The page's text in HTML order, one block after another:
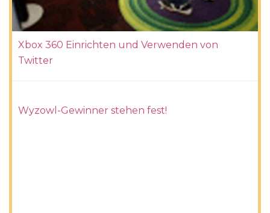
Xbox 360 Einrichten und Verwenden von
Twitter
Wyzowl-Gewinner stehen fest!